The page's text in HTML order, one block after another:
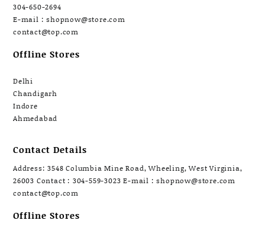
304-650-2694
E-mail : shopnow@store.com
contact@top.com
Offline Stores
Delhi
Chandigarh
Indore
Ahmedabad
Contact Details
Address: 3548 Columbia Mine Road, Wheeling, West Virginia,
26003 Contact : 304-559-3023 E-mail : shopnow@store.com
contact@top.com
Offline Stores